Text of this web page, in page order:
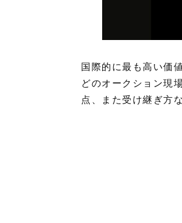
国際的に最も高い価
どのオークション現
点、また受け継ぎ方